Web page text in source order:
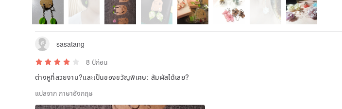
sasatang
8 ปีก่อน
ต่างหูที่สวยงาม?และเป็นของขวัญพิเศษ: สัมผัสได้เลย?
แปลจาก ภาษาอังกฤษ